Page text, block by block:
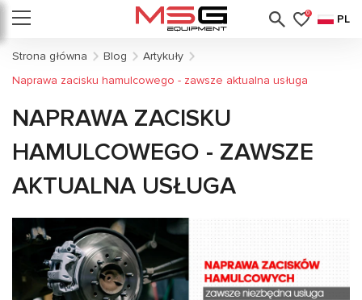
0 PL
Strona główna Blog
Artykuły
Naprawa zacisku hamulcowego - zawsze aktualna usługa
NAPRAWA ZACISKU
HAMULCOWEGO - ZAWSZE
AKTUALNA USŁUGA